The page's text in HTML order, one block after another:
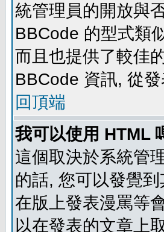
統管理員的開放與
BBCode 的型式類
而且也提供了較佳
BBCode 資訊, 從
回頂端
我可以使用 HTML
這個取決於系統管
的話, 您可以發覺
在版上發表漫罵等
以在發表的文章上